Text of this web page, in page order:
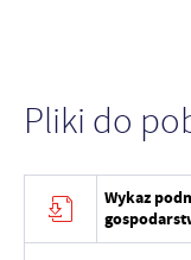
Pliki do
Wykaz